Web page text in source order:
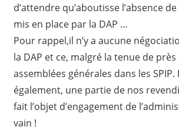
d’attendre qu’aboutisse l’absence
mis en place par la DAP …
Pour rappel,il n’y a aucune
la DAP et ce, malgré la tenue de près
assemblées générales dans les
également, une partie de nos
fait l’objet d’engagement de
vain !